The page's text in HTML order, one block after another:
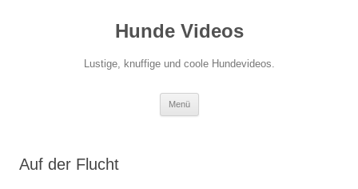
Hunde Videos
Lustige, knuffige und coole Hundevideos.
Menü
Auf der Flucht